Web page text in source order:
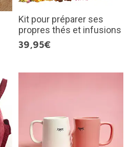
Kit pour préparer ses
propres thés et infusions
39,95€